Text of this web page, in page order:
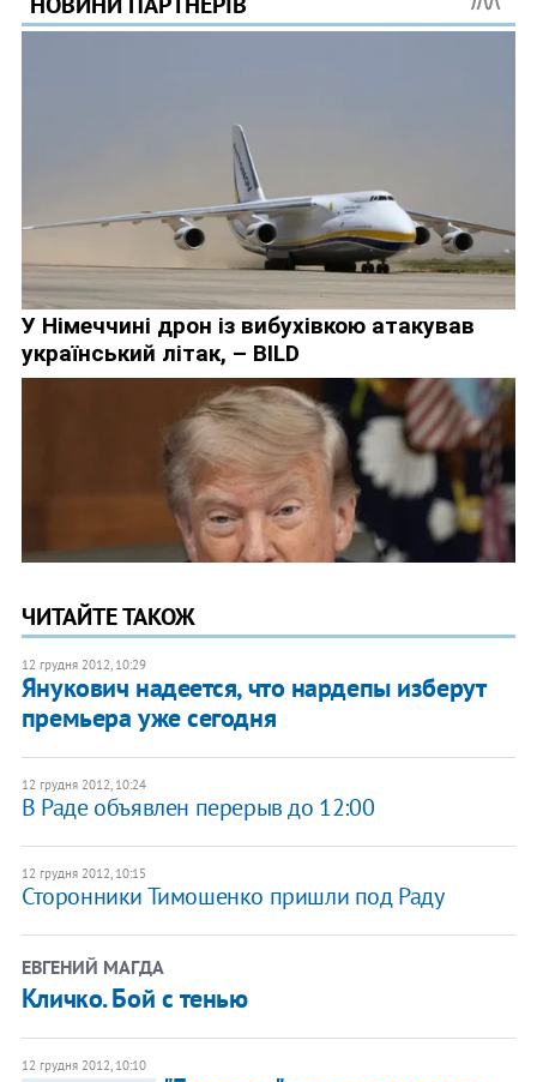
ЧИТАЙТЕ ТАКОЖ
12 грудня 2012, 10:29
Янукович надеется, что нардепы изберут
премьера уже сегодня
12 грудня 2012, 10:24
В Раде объявлен перерыв до 12:00
12 грудня 2012, 10:15
Сторонники Тимошенко пришли под Раду
ЕВГЕНИЙ МАГДА
Кличко. Бой с тенью
12 грудня 2012, 10:10